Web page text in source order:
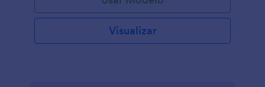
Visualizar